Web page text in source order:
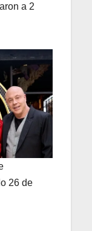
a 2
26 de